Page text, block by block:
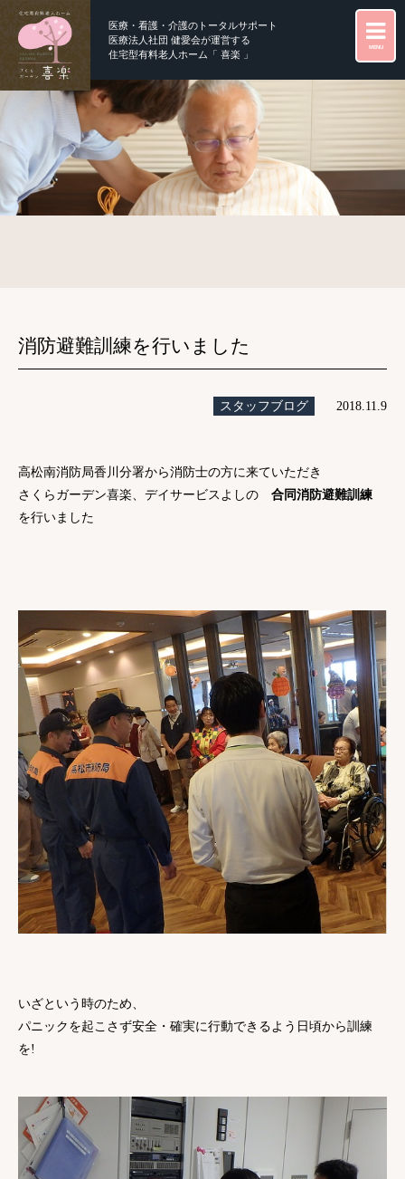
MENU
医療・看護・介護のトータルサポート
医療法人社団 健愛会が運営する
住宅型有料老人ホーム「 喜楽 」
消防避難訓練を行いました
スタッフブログ 2018.11.9
高松南消防局香川分署から消防士の方に来ていただき
さくらガーデン喜楽、デイサービスよしの 合同消防避難訓練
を行いました
いざという時のため、
パニックを起こさず安全・確実に行動できるよう日頃から訓練
を!